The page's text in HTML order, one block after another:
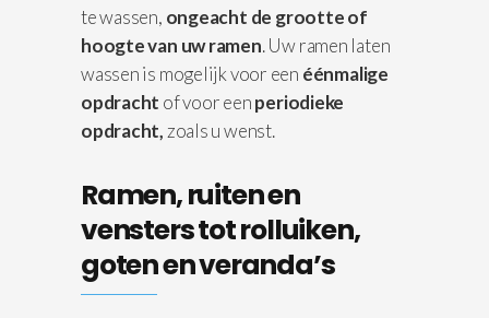
te wassen, ongeacht de grootte of
hoogte van uw ramen. Uw ramen laten
wassen is mogelijk voor een éénmalige
opdracht of voor eenperiodieke
opdracht, zoals u wenst.
Ramen, ruiten en
vensters tot rolluiken,
goten en veranda’s